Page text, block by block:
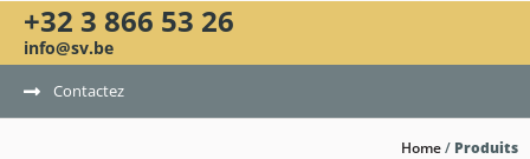
+32 3 866 53 26
info@sv.be
Contactez
Home/ Produits